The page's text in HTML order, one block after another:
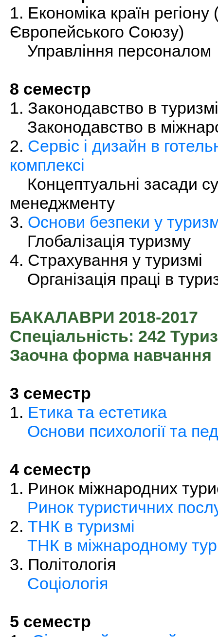
1. Економіка країн регіону
Європейського Союзу)
Управління персоналом
8 семестр
1. Законодавство в туризмі
Законодавство в
2. Сервіс і дизайн в
комплексі
Концептуальні засади
менеджменту
3. Основи безпеки у
Глобалізація туризму
4. Страхування у туризмі
Організація праці в
БАКАЛАВРИ 2018-2017
Спеціальність: 242
Заочна форма навчання
3 семестр
1. Етика та естетика
Основи психології та
4 семестр
1. Ринок міжнародних
Ринок туристичних
2. ТНК в туризмі
ТНК в міжнародному
3. Політологія
Соціологія
5 семестр